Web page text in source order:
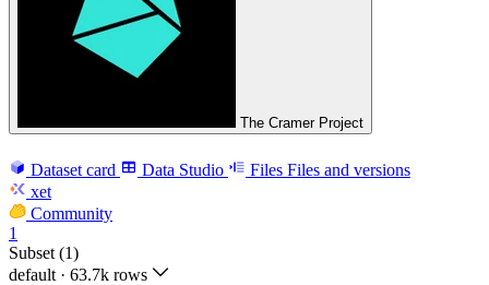
The Cramer Project
Dataset card Data Studio Files Files and versions
xet
Community
1
Subset (1)
default · 63.7k rows